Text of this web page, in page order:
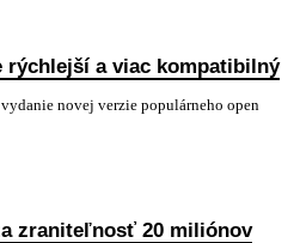
rýchlejší a viac kompatibilný
vydanie novej verzie populárneho open
zraniteľnosť 20 miliónov